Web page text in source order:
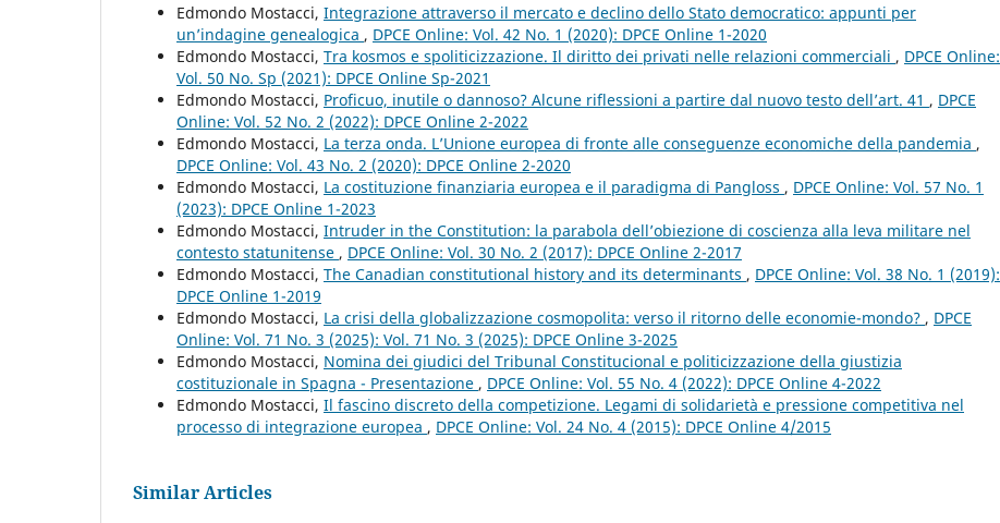
Edmondo Mostacci, Integrazione attraverso il mercato e declino dello Stato democratico: appunti per
un’indagine genealogica , DPCE Online: Vol. 42 No. 1 (2020): DPCE Online 1-2020
Edmondo Mostacci, Tra kosmos e spoliticizzazione. Il diritto dei privati nelle relazioni commerciali , DPCE Online:
Vol. 50 No. Sp (2021): DPCE Online Sp-2021
Edmondo Mostacci, Proficuo, inutile o dannoso? Alcune riflessioni a partire dal nuovo testo dell’art. 41 , DPCE
Online: Vol. 52 No. 2 (2022): DPCE Online 2-2022
Edmondo Mostacci, La terza onda. L’Unione europea di fronte alle conseguenze economiche della pandemia ,
DPCE Online: Vol. 43 No. 2 (2020): DPCE Online 2-2020
Edmondo Mostacci, La costituzione finanziaria europea e il paradigma di Pangloss , DPCE Online: Vol. 57 No. 1
(2023): DPCE Online 1-2023
Edmondo Mostacci, Intruder in the Constitution: la parabola dell’obiezione di coscienza alla leva militare nel
contesto statunitense , DPCE Online: Vol. 30 No. 2 (2017): DPCE Online 2-2017
Edmondo Mostacci, The Canadian constitutional history and its determinants , DPCE Online: Vol. 38 No. 1 (2019):
DPCE Online 1-2019
Edmondo Mostacci, La crisi della globalizzazione cosmopolita: verso il ritorno delle economie-mondo? , DPCE
Online: Vol. 71 No. 3 (2025): Vol. 71 No. 3 (2025): DPCE Online 3-2025
Edmondo Mostacci, Nomina dei giudici del Tribunal Constitucional e politicizzazione della giustizia
costituzionale in Spagna - Presentazione , DPCE Online: Vol. 55 No. 4 (2022): DPCE Online 4-2022
Edmondo Mostacci, Il fascino discreto della competizione. Legami di solidarietà e pressione competitiva nel
processo di integrazione europea , DPCE Online: Vol. 24 No. 4 (2015): DPCE Online 4/2015
Similar Articles